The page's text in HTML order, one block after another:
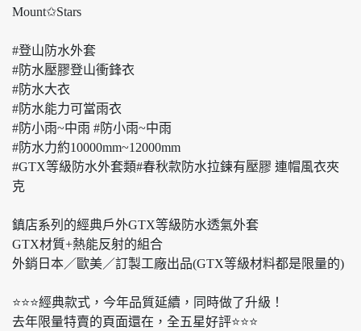
Mount✩Stars
#登山防水外套
#防水壓膠登山衝鋒衣
#防水大衣
#防水能力可當雨衣
#防小雨~中雨 #防小雨~中雨
#防水力約10000mm~12000mm
#GTX等級防水外套類#春秋款防水拉鍊有壓膠 連帽風衣夾
克
鎮店系列的經典戶外GTX等級防水透氣外套
GTX材質+熱能反射的組合
外銷日本／歐美／訂製工廠出品(GTX等級材料都是限量的)
⭐️⭐️⭐️經典款式，今年品質延續，同時做了升級！
去年限量特賣的頁面還在，全五星好評⭐️⭐️⭐️